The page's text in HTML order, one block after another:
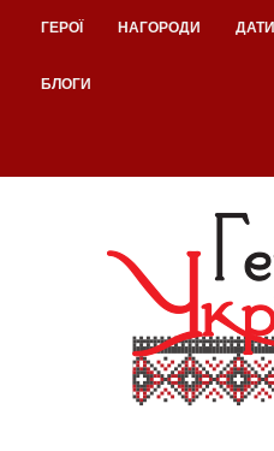
ГЕРОЇ НАГОРОДИ ДАТИ
БЛОГИ